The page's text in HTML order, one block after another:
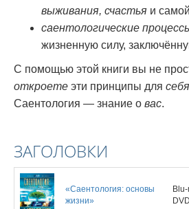
выживания, счастья и самой
саентологические
жизненную силу,
С помощью этой книги вы не
откроете эти принципы для
Саентология — знание о вас.
ЗАГОЛОВКИ
«Саентология: основы
жизни»
DVD